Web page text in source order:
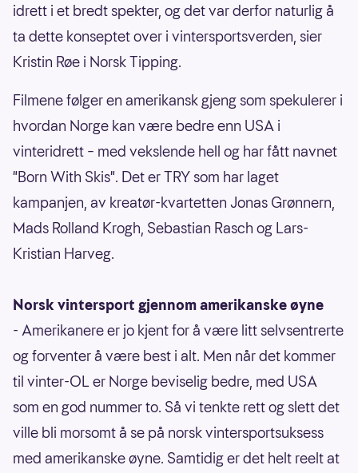
idrett i et bredt spekter, og det var derfor naturlig å
ta dette konseptet over i vintersportsverden, sier
Kristin Røe i Norsk Tipping.
Filmene følger en amerikansk gjeng som spekulerer i
hvordan Norge kan være bedre enn USA i
vinteridrett – med vekslende hell og har fått navnet
"Born With Skis". Det er TRY som har laget
kampanjen, av kreatør-kvartetten Jonas Grønnern,
Mads Rolland Krogh, Sebastian Rasch og Lars-
Kristian Harveg.
Norsk vintersport gjennom amerikanske øyne
- Amerikanere er jo kjent for å være litt selvsentrerte
og forventer å være best i alt. Men når det kommer
til vinter-OL er Norge beviselig bedre, med USA
som en god nummer to. Så vi tenkte rett og slett det
ville bli morsomt å se på norsk vintersportsuksess
med amerikanske øyne. Samtidig er det helt reelt at